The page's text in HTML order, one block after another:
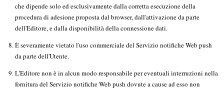
che dipende solo ed esclusivamente dalla corretta esecuzione della
procedura di adesione proposta dal browser, dall'attivazione da parte
dell'Editore, e dalla disponibilità della connessione dati.
È severamente vietato l'uso commerciale del Servizio notifiche Web push
da parte dell'Utente.
L'Editore non è in alcun modo responsabile per eventuali interruzioni nella
fornitura del Servizio notifiche Web push dovute a cause ad esso non